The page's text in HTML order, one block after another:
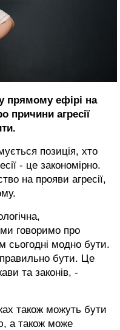
прямому ефірі на
причини агресії
позиція, хто
- це закономірно.
на прояви агресії,
говоримо про
сьогодні модно бути.
бути. Це
та законів, -
також можуть бути
а також може